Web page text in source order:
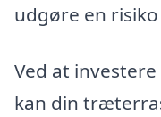
udgøre en
Ved at
kan din